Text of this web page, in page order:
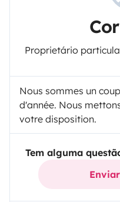
Proprietário
Nous sommes un
d'année. Nous
votre disposition.
Tem alguma